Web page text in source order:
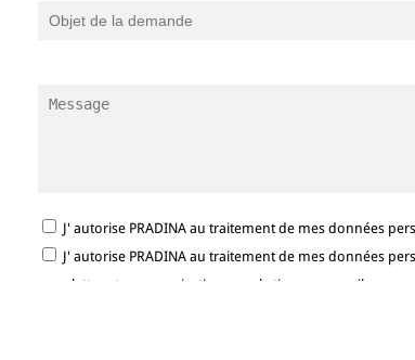
J' autorise PRADINA au traitement de mes données
J' autorise PRADINA au traitement de mes données
newsletter et communications marketing par e-mail.